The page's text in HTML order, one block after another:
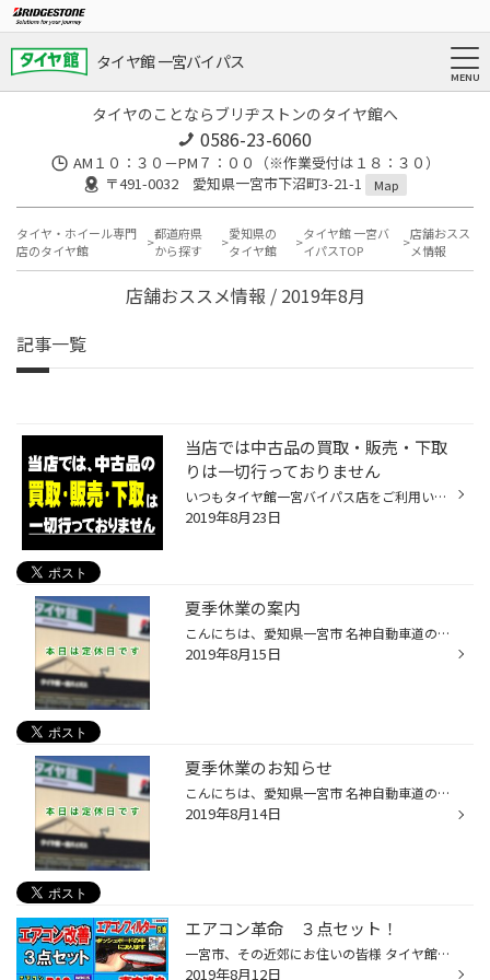
タイヤ館 一宮バイパス
タイヤのことならブリヂストンのタイヤ館へ
0586-23-6060
AM１０：３０－PM７：００（※作業受付は１８：３０）
〒491-0032 愛知県一宮市下沼町3-21-1
Map
タイヤ・ホイール専門
店のタイヤ館
都道府県
から探す
愛知県の
タイヤ館
タイヤ館 一宮バ
イパスTOP
店舗おスス
メ情報
店舗おススメ情報 / 2019年8月
記事一覧
当店では中古品の買取・販売・下取
りは一切行っておりません
いつもタイヤ館一宮バイパス店をご利用いただき誠にありがとうございます。 お電話で「中古品の買取・販売・下取り」についてのお問い合わせをいただきますが、 誠に申し訳ございませんが当店は古物商許可を取っておりませんので 「中古品の買取・販売・下取り」は一切行っておりません。 なお、乗...
2019年8月23日
夏季休業の案内
こんにちは、愛知県一宮市 名神自動車道の一宮インターと東海北陸道の一宮木曽川インターの間くらいにある タイヤ館 一宮バイパス店です。 本日は定休日です。 明日から営業です！！ よろしくお願い致します。
2019年8月15日
夏季休業のお知らせ
こんにちは、愛知県一宮市 名神自動車道の一宮インターと東海北陸道の一宮木曽川インターの間くらいにある タイヤ館 一宮バイパス店です。 本日は定休日です。 １３日から15日お休みになります。 よろしくお願い致します。
2019年8月14日
エアコン革命 ３点セット！
一宮市、その近郊にお住いの皆様 タイヤ館一宮バイパス店です。 夏です！ 暑い時期エアコンは必需品。 エアコンを本格稼働させる前に一度メンテナンスしませんか？ 今回は当店がオススメする3点をお知らせします。 まずエアコンフィルタ― 次にエコキープ抗菌クリーン 最後にWAKO'S パワーエアコンプ...
2019年8月12日